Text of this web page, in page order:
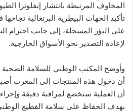
المخاوف المرتبطة بانتشار إنفلونزا
تأكيد الجهات البيطرية البرتغالية
على البؤر المسجلة، إلى جانب احترام
لإعادة التصدير نحو الأسواق الخارجية.
وأوضح المكتب الوطني للسلامة الصحية
أن دخول هذه المنتجات إلى المغرب
أن العملية ستخضع لمراقبة دقيقة
بهدف الحفاظ على سلامة القطيع